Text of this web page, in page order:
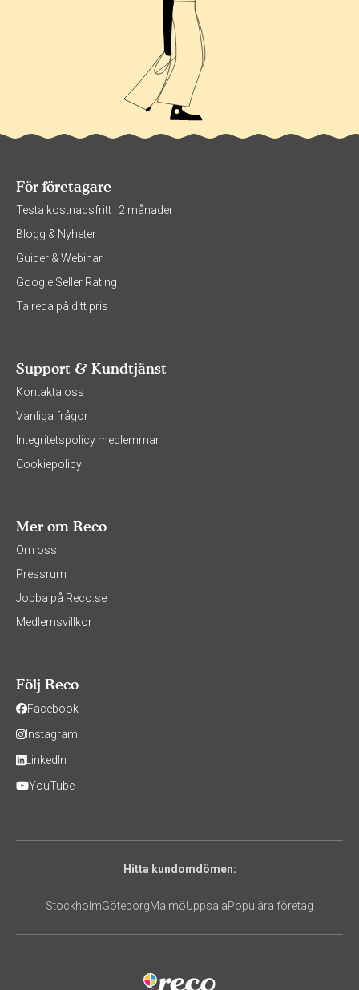
För företagare
Testa kostnadsfritt i 2 månader
Blogg & Nyheter
Guider & Webinar
Google Seller Rating
Ta reda på ditt pris
Support & Kundtjänst
Kontakta oss
Vanliga frågor
Integritetspolicy medlemmar
Cookiepolicy
Mer om Reco
Om oss
Pressrum
Jobba på Reco.se
Medlemsvillkor
Följ Reco
Facebook
Instagram
LinkedIn
YouTube
Hitta kundomdömen:
StockholmGöteborgMalmöUppsalaPopulära företag